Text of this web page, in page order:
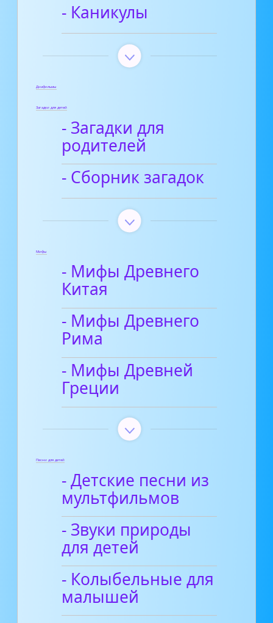
- Каникулы
Диафильмы
Загадки для детей
- Загадки для
родителей
- Сборник загадок
Мифы
- Мифы Древнего
Китая
- Мифы Древнего
Рима
- Мифы Древней
Греции
Песни для детей
- Детские песни из
мультфильмов
- Звуки природы
для детей
- Колыбельные для
малышей